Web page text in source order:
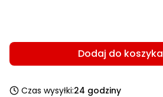
Dodaj do koszyka
Czas wysyłki:24 godziny